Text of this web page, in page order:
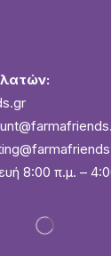
8:00 π.μ. –